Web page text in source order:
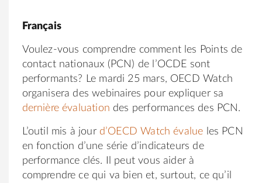
Français
Voulez-vous comprendre comment les Points de
contact nationaux (PCN) de l’OCDE sont
performants? Le mardi 25 mars, OECD Watch
organisera des webinaires pour expliquer sa
dernière évaluation des performances des PCN.
L’outil mis à jour d’OECD Watch évalue les PCN
en fonction d’une série d’indicateurs de
performance clés. Il peut vous aider à
comprendre ce qui va bien et, surtout, ce qu’il